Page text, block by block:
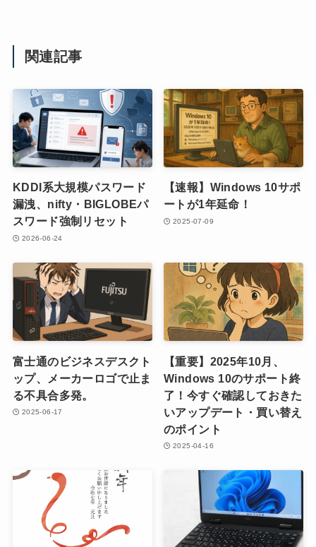
関連記事
KDDI系大規模パスワード
漏洩、nifty・BIGLOBEパ
スワード強制リセット
2026-06-24
【速報】Windows 10サポ
ートが1年延命！
2025-07-09
富士通のビジネスデスクト
ップ、メーカーロゴで止ま
る不具合多発。
2025-06-17
【重要】2025年10月、
Windows 10のサポート終
了！今すぐ確認しておきた
いアップデート・買い替え
のポイント
2025-04-16